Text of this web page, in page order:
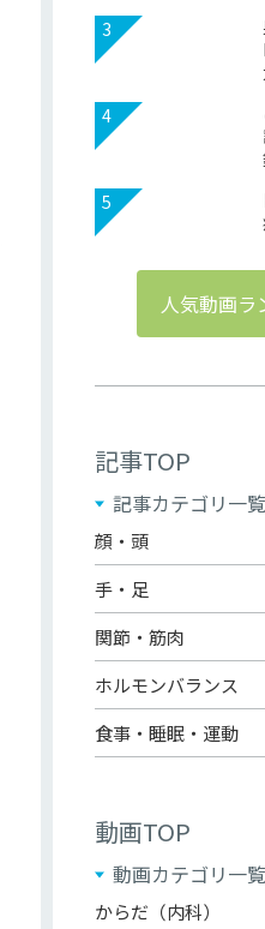
3
4
5
人気動画ラ
記事TOP
記事カテゴリ一覧
顔・頭
手・足
関節・筋肉
ホルモンバランス
食事・睡眠・運動
動画TOP
動画カテゴリ一覧
からだ（内科）